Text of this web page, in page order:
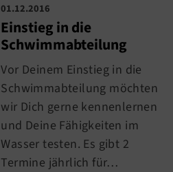
01.12.2016
Einstieg in die
Schwimmabteilung
Vor Deinem Einstieg in die
Schwimmabteilung möchten
wir Dich gerne kennenlernen
und Deine Fähigkeiten im
Wasser testen. Es gibt 2
Termine jährlich für…